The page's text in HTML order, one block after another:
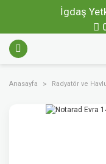
İgdaş
Anasayfa Radyatör ve